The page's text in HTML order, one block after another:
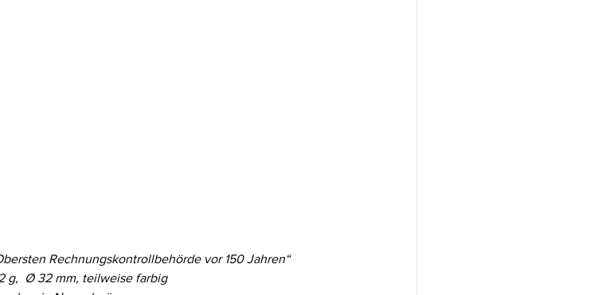
Rechnungskontrollbehörde vor 150 Jahren“
g,  Ø 32 mm, teilweise farbig